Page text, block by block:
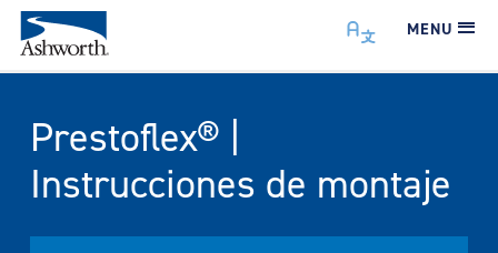
MENU
Prestoflex® |
Instrucciones de montaje